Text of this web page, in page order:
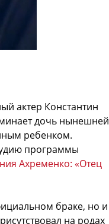
актер Константин
дочь нынешней
ребенком.
программы
Ахременко: «Отец
браке, но и
на родах